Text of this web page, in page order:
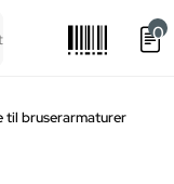
0
til bruserarmaturer